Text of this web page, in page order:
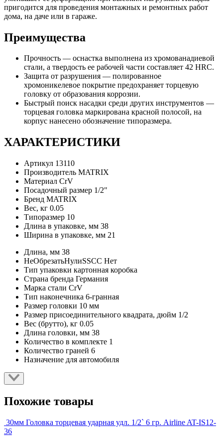
пригодится для проведения монтажных и ремонтных работ
дома, на даче или в гараже.
Преимущества
Прочность — оснастка выполнена из хромованадиевой
стали, а твердость ее рабочей части составляет 42 HRC.
Защита от разрушения — полированное
хромоникелевое покрытие предохраняет торцевую
головку от образования коррозии.
Быстрый поиск насадки среди других инструментов —
торцевая головка маркирована красной полосой, на
корпус нанесено обозначение типоразмера.
ХАРАКТЕРИСТИКИ
Артикул 13110
Производитель MATRIX
Материал CrV
Посадочный размер 1/2"
Бренд MATRIX
Вес, кг 0.05
Типоразмер 10
Длина в упаковке, мм 38
Ширина в упаковке, мм 21
Длина, мм 38
НеОбрезатьНулиSSCC Нет
Тип упаковки картонная коробка
Страна бренда Германия
Марка стали CrV
Тип наконечника 6-гранная
Размер головки 10 мм
Размер присоединительного квадрата, дюйм 1/2
Вес (брутто), кг 0.05
Длина головки, мм 38
Количество в комплекте 1
Количество граней 6
Назначение для автомобиля
Похожие товары
30мм Головка торцевая ударная удл. 1/2` 6 гр. Airline AT-IS12-
36